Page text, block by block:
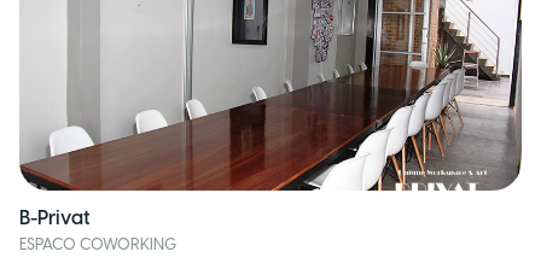
B-Privat
ESPACO COWORKING